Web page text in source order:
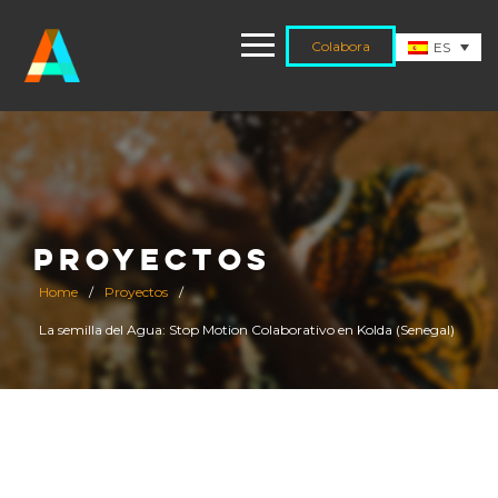
Colabora ES
PROYECTOS
Home / Proyectos /
La semilla del Agua: Stop Motion Colaborativo en Kolda (Senegal)